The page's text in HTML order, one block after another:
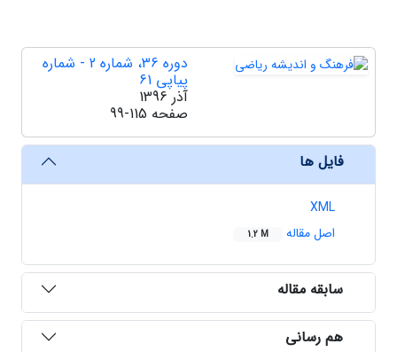
دوره 36، شماره 2 - شماره
پیاپی 61
آذر 1396
صفحه 99-115
فایل ها
XML
اصل مقاله
1.2 M
سابقه مقاله
هم رسانی